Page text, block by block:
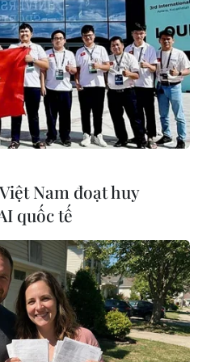
của Đức trong 18
của chúng tôi đã cho
- ông Lindner cho biết.
và các thiết bị vận tải
tăng trưởng vào năm
ở các ngành công
công nghiệp của Đức
một rủi ro lớn khác
khủng hoảng vận tải biển
của Mỹ cho biết họ sẽ
lớn ở Berlin trong
do việc vận chuyển các
Nam đoạt huy
quốc tế